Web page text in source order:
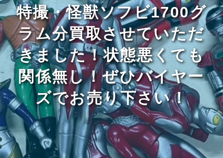
特撮・怪獣ソフビ1700グ
ラム分買取させていただ
きました！状態悪くても
関係無し！ぜひバイヤー
ズでお売り下さい！